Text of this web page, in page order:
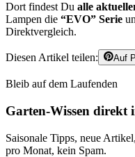
Dort findest Du alle
Lampen die “EVO” Serie
Direktvergleich.
Diesen Artikel teilen: Auf
Bleib auf dem Laufenden
Garten-Wissen direkt
Saisonale Tipps, neue
pro Monat, kein Spam.